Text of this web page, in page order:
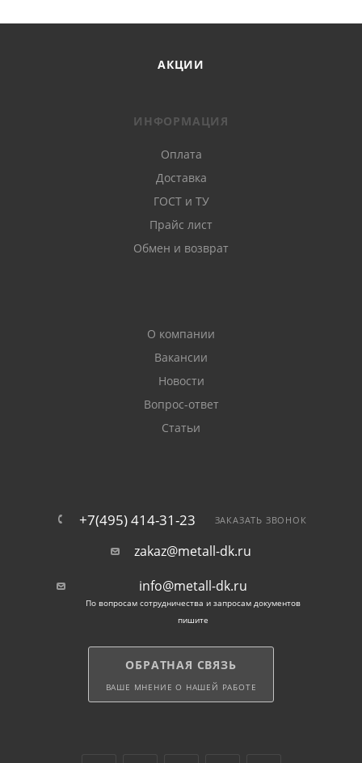
АКЦИИ
ИНФОРМАЦИЯ
Оплата
Доставка
ГОСТ и ТУ
Прайс лист
Обмен и возврат
О компании
Вакансии
Новости
Вопрос-ответ
Статьи
+7(495) 414-31-23 ЗАКАЗАТЬ ЗВОНОК
zakaz@metall-dk.ru
info@metall-dk.ru
По вопросам сотрудничества и запросам документов
пишите
ОБРАТНАЯ СВЯЗЬ
ВАШЕ МНЕНИЕ О НАШЕЙ РАБОТЕ